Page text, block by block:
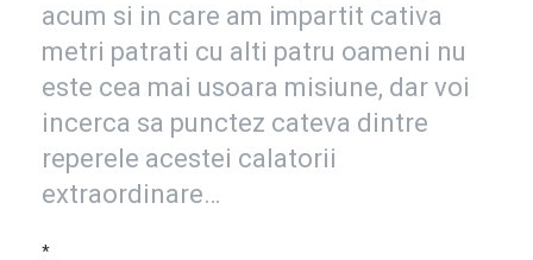
acum si in care am impartit cativa
metri patrati cu alti patru oameni nu
este cea mai usoara misiune, dar voi
incerca sa punctez cateva dintre
reperele acestei calatorii
extraordinare…
*